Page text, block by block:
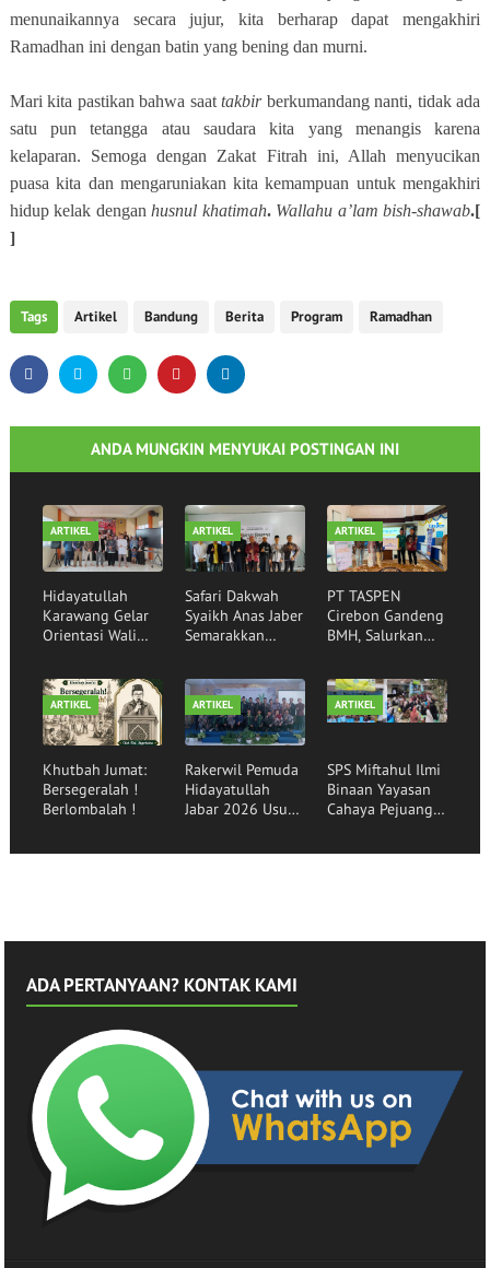
menunaikannya secara jujur, kita berharap dapat mengakhiri
Ramadhan ini dengan batin yang bening dan murni.
Mari kita pastikan bahwa saattakbirberkumandang nanti, tidak ada
satu pun tetangga atau saudara kita yang menangis karena
kelaparan. Semoga dengan Zakat Fitrah ini, Allah menyucikan
puasa kita dan mengaruniakan kita kemampuan untuk mengakhiri
hidup kelak denganhusnul khatimah. Wallahu a’lam bish-shawab.[
]
Tags Artikel Bandung Berita Program Ramadhan
ANDA MUNGKIN MENYUKAI POSTINGAN INI
ARTIKEL
Hidayatullah
Karawang Gelar
Orientasi Wali
Mewujudkan
Generasi Qurani
ARTIKEL
Safari Dakwah
Syaikh Anas Jaber
Semarakkan
Hidayatullah
Garut
ARTIKEL
PT TASPEN
Cirebon Gandeng
BMH, Salurkan
kepada Santri
Binaan
ARTIKEL
Khutbah Jumat:
Bersegeralah !
Berlombalah !
ARTIKEL
Rakerwil Pemuda
Hidayatullah
Jabar 2026 Usung
ARTIKEL
SPS Miftahul Ilmi
Binaan Yayasan
Cahaya Pejuang
ADA PERTANYAAN? KONTAK KAMI